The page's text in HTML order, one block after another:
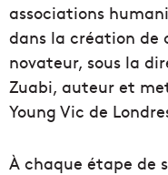
associations
dans la création
novateur, sous la
Zuabi, auteur et
Young Vic de
À chaque étape de